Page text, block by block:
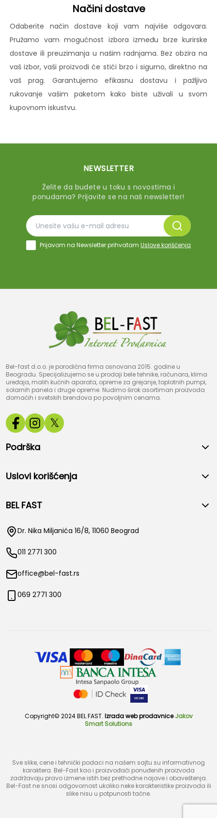
Načini dostave
Odaberite način dostave koji vam najviše odgovara.
Pružamo vam mogućnost izbora između brze kurirske
dostave ili preuzimanja u našim radnjama. Bez obzira na
vaš izbor, vaši proizvodi će stići brzo i sigurno, direktno na
vaš prag. Garantujemo efikasnu dostavu i pažljivo
rukovanje vašim paketom kako biste uživali u svom
kupovnom iskustvu.
NEWSLETTER
Želite da budete u toku s novostima i
ponudama? Prijavite se na naš newsletter!
Prijavom na Newsletter prihvatam Uslove korišćenja
Bel-fast d.o.o. je porodična firma osnovana 2015. godine u
Beogradu. Specijalizujemo se u prodaji bele tehnike, računara, klima
uređaja, malih kućnih aparata, opreme za grejanje, toplotnih pumpi,
solarnih panela i druge opreme. Nudimo širok asortiman proizvoda
domaćih i svetskih brendova po povoljnim cenama.
𝕏
Podrška
Uslovi korišćenja
BEL FAST
Dr. Nika Miljanića 16/8, 11060 Beograd
011 2771 300
office@bel-fast.rs
069 2771 300
Copyright© 2024 BEL FAST. Izrada web prodavnice Jakov
Smart Solutions
Sve slike, cene i tehnički podaci na našem sajtu su informativnog
karaktera. Bel-Fast kao i proizvođači ponuđenih proizvoda
zadržavaju pravo izmene istih bez prethodne najave i obaveštenja.
Bel-Fast ne snosi odgovornost ukoliko neke karakteristike proizvoda ili
slike nisu u potpunosti tačne.